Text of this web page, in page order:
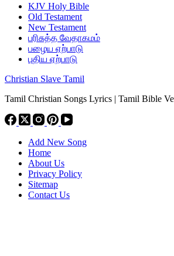
KJV Holy Bible
Old Testament
New Testament
பரிசுத்த வேதாகமம்
பழைய ஏற்பாடு
புதிய ஏற்பாடு
Christian Slave Tamil
Tamil Christian Songs Lyrics | Tamil Bible
Add New Song
Home
About Us
Privacy Policy
Sitemap
Contact Us